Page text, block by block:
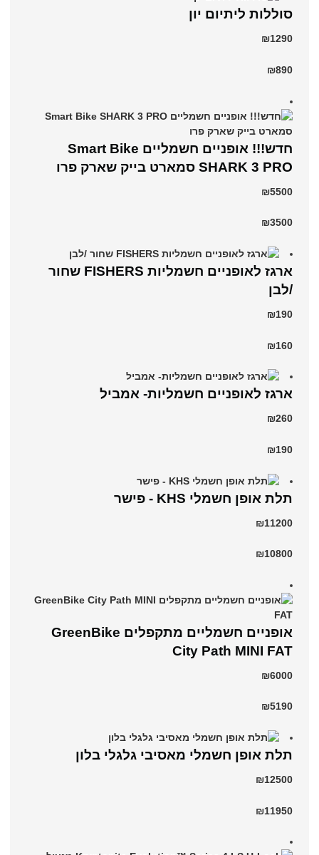
סוללות ליתיום יון
₪1290
₪890
חדש!!! אופניים חשמליים Smart Bike
SHARK 3 PRO סמארט בייק שארק פרו
₪5500
₪3500
ארגז לאופניים חשמליות FISHERS שחור
/לבן
₪190
₪160
ארגז לאופניים חשמליות- אמביל
₪260
₪190
תלת אופן חשמלי KHS - פישר
₪11200
₪10800
אופניים חשמליים ‏מתקפלים GreenBike
City Path MINI FAT
₪6000
₪5190
תלת אופן חשמלי מאסיבי גלגלי בלון
₪12500
₪11950